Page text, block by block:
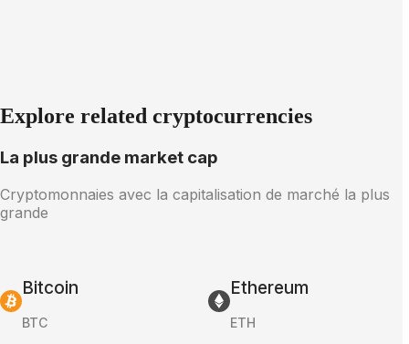
Explore related cryptocurrencies
La plus grande market cap
Cryptomonnaies avec la capitalisation de marché la plus
grande
Bitcoin
BTC
Ethereum
ETH